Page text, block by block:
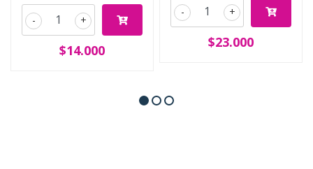
+
-
$14.000
+
-
$23.000